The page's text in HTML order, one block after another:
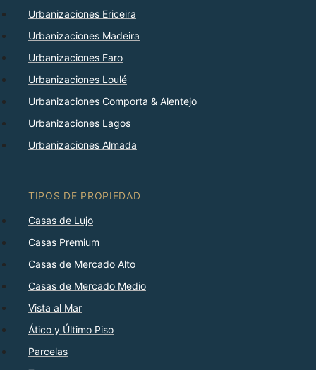
Urbanizaciones Ericeira
Urbanizaciones Madeira
Urbanizaciones Faro
Urbanizaciones Loulé
Urbanizaciones Comporta & Alentejo
Urbanizaciones Lagos
Urbanizaciones Almada
TIPOS DE PROPIEDAD
Casas de Lujo
Casas Premium
Casas de Mercado Alto
Casas de Mercado Medio
Vista al Mar
Ático y Último Piso
Parcelas